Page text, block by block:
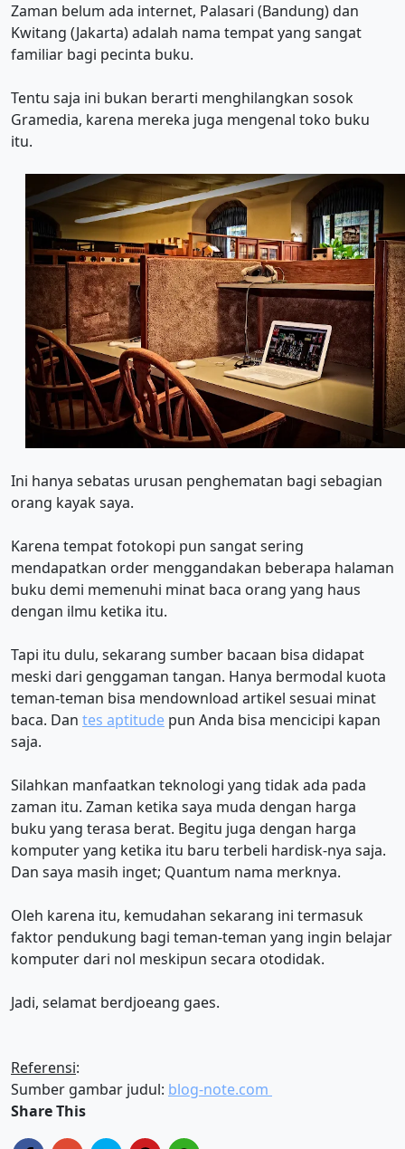
Zaman belum ada internet, Palasari (Bandung) dan
Kwitang (Jakarta) adalah nama tempat yang sangat
familiar bagi pecinta buku.
Tentu saja ini bukan berarti menghilangkan sosok
Gramedia, karena mereka juga mengenal toko buku
itu.
Ini hanya sebatas urusan penghematan bagi sebagian
orang kayak saya.
Karena tempat fotokopi pun sangat sering
mendapatkan order menggandakan beberapa halaman
buku demi memenuhi minat baca orang yang haus
dengan ilmu ketika itu.
Tapi itu dulu, sekarang sumber bacaan bisa didapat
meski dari genggaman tangan. Hanya bermodal kuota
teman-teman bisa mendownload artikel sesuai minat
baca. Dan tes aptitude pun Anda bisa mencicipi kapan
saja.
Silahkan manfaatkan teknologi yang tidak ada pada
zaman itu. Zaman ketika saya muda dengan harga
buku yang terasa berat. Begitu juga dengan harga
komputer yang ketika itu baru terbeli hardisk-nya saja.
Dan saya masih inget; Quantum nama merknya.
Oleh karena itu, kemudahan sekarang ini termasuk
faktor pendukung bagi teman-teman yang ingin belajar
komputer dari nol meskipun secara otodidak.
Jadi, selamat berdjoeang gaes.
Referensi:
Sumber gambar judul: blog-note.com
Share This